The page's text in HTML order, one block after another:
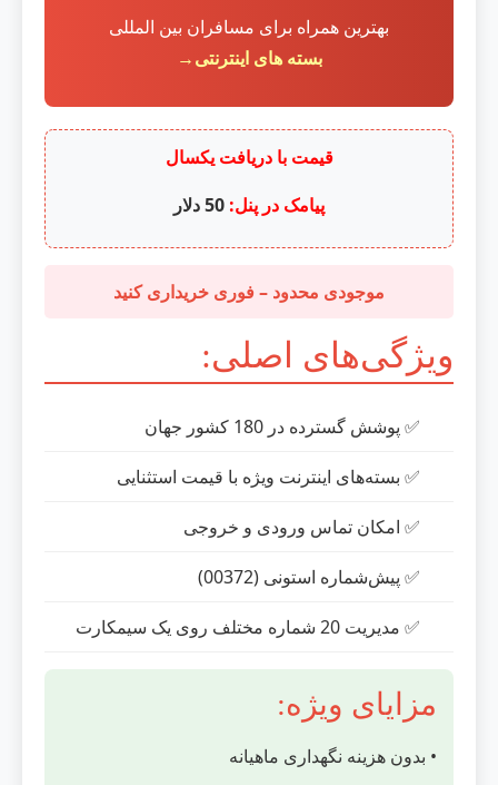
بهترین همراه برای مسافران بین المللی
بسته های اینترنتی →
قیمت با دریافت یکسال
پیامک در پنل:
موجودی محدود – فوری خریداری کنید
ویژگی‌های اصلی:
✅ پوشش گسترده در 180 کشور جهان
✅ بسته‌های اینترنت ویژه با قیمت استثنایی
✅ امکان تماس ورودی و خروجی
✅ پیش‌شماره استونی (00372)
✅ مدیریت 20 شماره مختلف روی یک سیمکارت
مزایای ویژه:
• بدون هزینه نگهداری ماهیانه